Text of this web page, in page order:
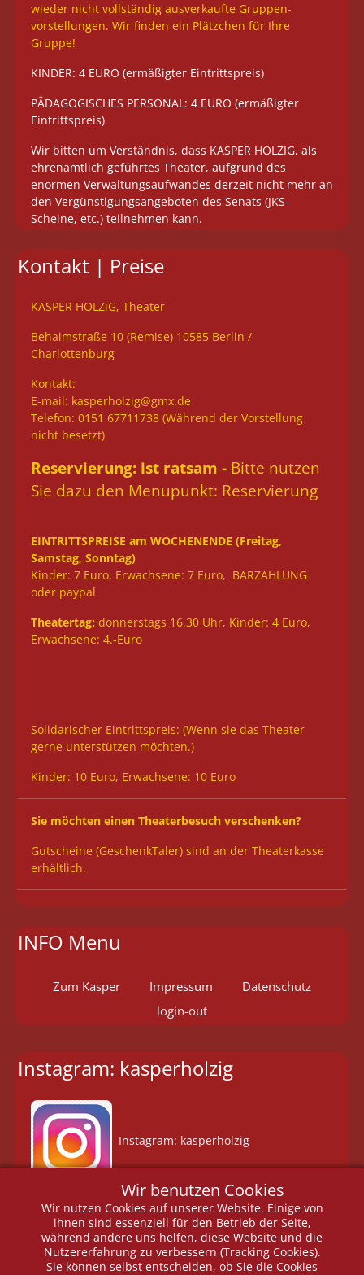
wieder nicht vollständig ausverkaufte Gruppen-
vorstellungen. Wir finden ein Plätzchen für Ihre
Gruppe!
KINDER: 4 EURO (ermäßigter Eintrittspreis)
PÄDAGOGISCHES PERSONAL: 4 EURO (ermäßigter
Eintrittspreis)
Wir bitten um Verständnis, dass KASPER HOLZIG, als
ehrenamtlich geführtes Theater, aufgrund des
enormen Verwaltungsaufwandes derzeit nicht mehr an
den Vergünstigungsangeboten des Senats (JKS-
Scheine, etc.) teilnehmen kann.
Kontakt | Preise
KASPER HOLZiG, Theater
Behaimstraße 10 (Remise) 10585 Berlin /
Charlottenburg
Kontakt:
E-mail: kasperholzig@gmx.de
Telefon: 0151 67711738 (Während der Vorstellung
nicht besetzt)
Reservierung: ist ratsam - Bitte nutzen
Sie dazu den Menupunkt: Reservierung
EINTRITTSPREISE am WOCHENENDE (Freitag,
Samstag, Sonntag)
Kinder: 7 Euro, Erwachsene: 7 Euro, BARZAHLUNG
oder paypal
Theatertag: donnerstags 16.30 Uhr, Kinder: 4 Euro,
Erwachsene: 4.-Euro
Solidarischer Eintrittspreis: (Wenn sie das Theater
gerne unterstützen möchten.)
Kinder: 10 Euro, Erwachsene: 10 Euro
Sie möchten einen Theaterbesuch verschenken?
Gutscheine (GeschenkTaler) sind an der Theaterkasse
erhältlich.
INFO Menu
Zum Kasper Impressum
Datenschutz
login-out
Instagram: kasperholzig
Instagram: kasperholzig
copyright
Copyright © 2026 Berliner Puppentheater, Berlin
Wir benutzen Cookies
Wir nutzen Cookies auf unserer Website. Einige von
ihnen sind essenziell für den Betrieb der Seite,
während andere uns helfen, diese Website und die
Nutzererfahrung zu verbessern (Tracking Cookies).
Sie können selbst entscheiden, ob Sie die Cookies